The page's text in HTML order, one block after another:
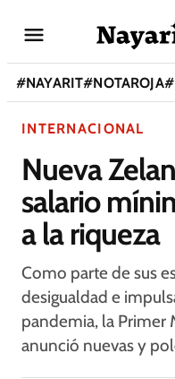
#NAYARIT#NOTAROJA#
INTERNACIONAL
Nueva
salario
a la riqueza
Como parte de sus
desigualdad e
pandemia, la Primer
anunció nuevas y